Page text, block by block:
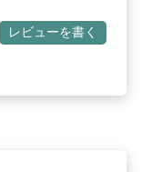
ない。 / 【快適
く快適な着用
薄さと快適性
部位をサポー
レビューを書く